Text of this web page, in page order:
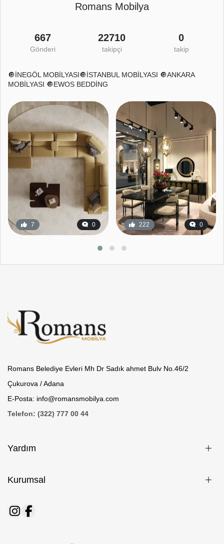
Romans Mobilya
667
Gönderi
22710
takipçi
0
takip
🔘İNEGÖL MOBİLYASI🔘İSTANBUL MOBİLYASI 🔘ANKARA
MOBİLYASI 🔘EWOS BEDDİNG
7 0 222 0
Romans Belediye Evleri Mh Dr Sadık ahmet Bulv No.46/2
Çukurova / Adana
E-Posta: info@romansmobilya.com
Telefon: (322) 777 00 44
Yardım
Kurumsal